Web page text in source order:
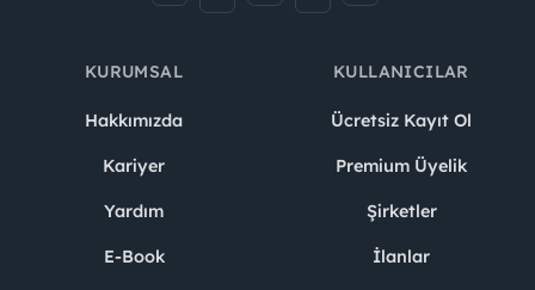
KURUMSAL
Hakkımızda
Kariyer
Yardım
E-Book
KULLANICILAR
Ücretsiz Kayıt Ol
Premium Üyelik
Şirketler
İlanlar